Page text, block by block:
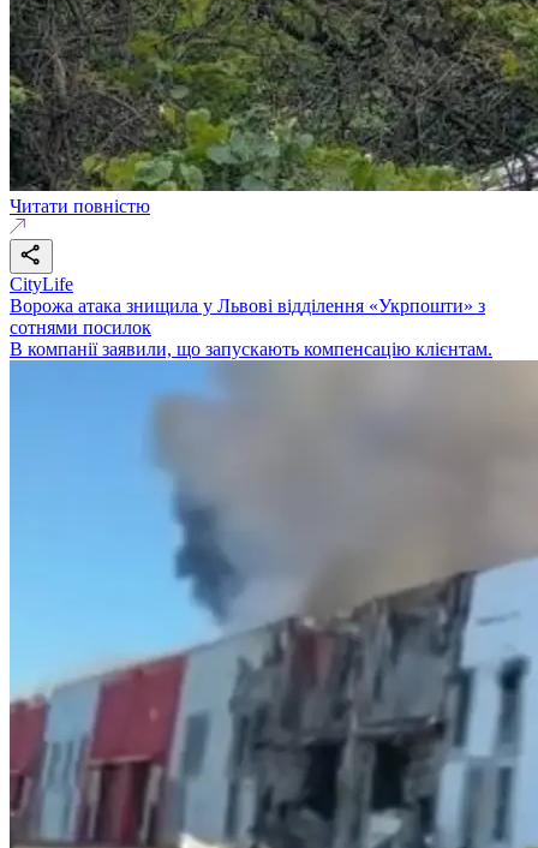
Читати повністю
CityLife
Ворожа атака знищила у Львові відділення «Укрпошти» з
сотнями посилок
В компанії заявили, що запускають компенсацію клієнтам.